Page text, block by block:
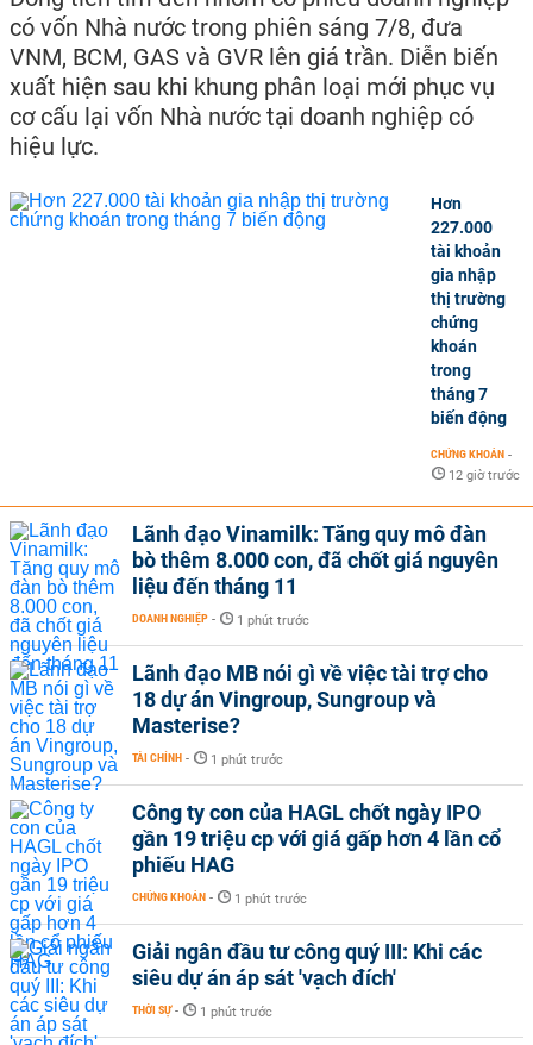
có vốn Nhà nước trong phiên sáng 7/8, đưa
VNM, BCM, GAS và GVR lên giá trần. Diễn biến
xuất hiện sau khi khung phân loại mới phục vụ
cơ cấu lại vốn Nhà nước tại doanh nghiệp có
hiệu lực.
Hơn
227.000
tài khoản
gia nhập
thị trường
chứng
khoán
trong
tháng 7
biến động
CHỨNG KHOÁN -
12 giờ trước
Lãnh đạo Vinamilk: Tăng quy mô đàn
bò thêm 8.000 con, đã chốt giá nguyên
liệu đến tháng 11
DOANH NGHIỆP - 1 phút trước
Lãnh đạo MB nói gì về việc tài trợ cho
18 dự án Vingroup, Sungroup và
Masterise?
TÀI CHÍNH - 1 phút trước
Công ty con của HAGL chốt ngày IPO
gần 19 triệu cp với giá gấp hơn 4 lần cổ
phiếu HAG
CHỨNG KHOÁN - 1 phút trước
Giải ngân đầu tư công quý III: Khi các
siêu dự án áp sát 'vạch đích'
THỜI SỰ - 1 phút trước